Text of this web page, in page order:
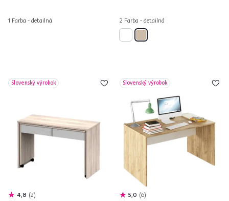
1 Farba - detailná 2 Farba - detailná
Slovenský výrobok
4,8 2
Slovenský výrobok
5,0 6